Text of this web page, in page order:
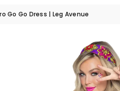
Go Go Dress | Leg Avenue